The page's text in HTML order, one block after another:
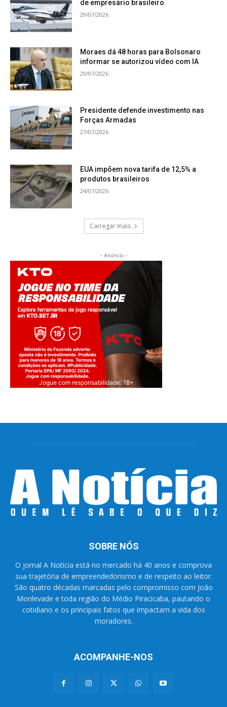
de empresário brasileiro
29/07/2026
Moraes dá 48 horas para Bolsonaro
informar se autorizou vídeo com IA
29/07/2026
Presidente defende investimento nas
Forças Armadas
27/07/2026
EUA impõem nova tarifa de 12,5% a
produtos brasileiros
24/07/2026
Carregar mais
- Anúncio -
Jogue com responsabilidade. 18+
SOBRE NÓS
O jornal A Notícia está no mercado há 40 anos e comprova
sua trajetória de empreendedorismo e de respeito ao leitor.
São quatro décadas marcadas pelo compromisso com João
Monlevade e toda região do Médio Piracicaba, pautando o
cotidiano e os principais fatos que impactam a vida dos
moradores.
ACOMPANHE-NOS